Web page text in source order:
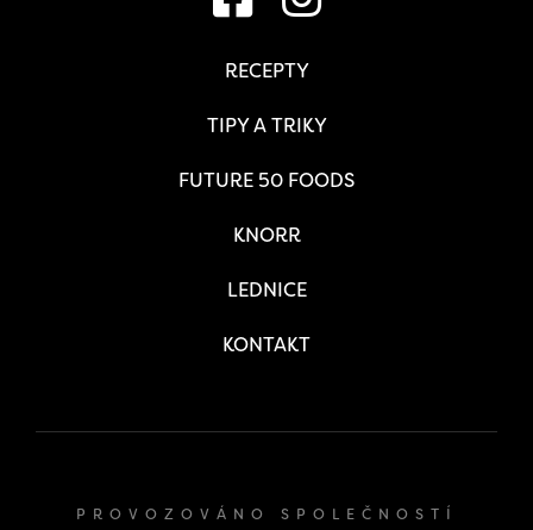
RECEPTY
TIPY A TRIKY
FUTURE 50 FOODS
KNORR
LEDNICE
KONTAKT
PROVOZOVÁNO SPOLEČNOSTÍ